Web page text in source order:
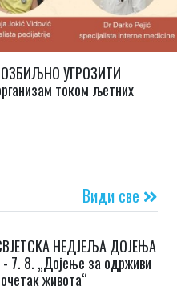
ОЗБИЉНО УГРОЗИТИ
током љетних
Види све
НЕДЈЕЉА ДОЈЕЊА
- 7. 8. „Дојење за одрживи
живота“